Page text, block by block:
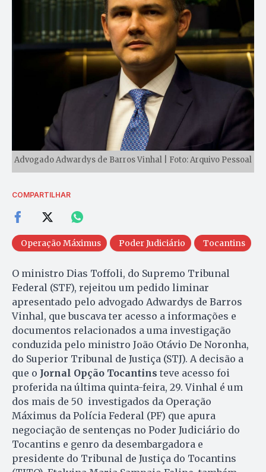
Advogado Adwardys de Barros Vinhal | Foto: Arquivo Pessoal
COMPARTILHAR
Operação Máximus Poder Judiciário Tocantins
O ministro Dias Toffoli, do Supremo Tribunal
Federal (STF), rejeitou um pedido liminar
apresentado pelo advogado Adwardys de Barros
Vinhal, que buscava ter acesso a informações e
documentos relacionados a uma investigação
conduzida pelo ministro João Otávio De Noronha,
do Superior Tribunal de Justiça (STJ). A decisão a
que o Jornal Opção Tocantins teve acesso foi
proferida na última quinta-feira, 29. Vinhal é um
dos mais de 50 investigados da Operação
Máximus da Polícia Federal (PF) que apura
negociação de sentenças no Poder Judiciário do
Tocantins e genro da desembargadora e
presidente do Tribunal de Justiça do Tocantins